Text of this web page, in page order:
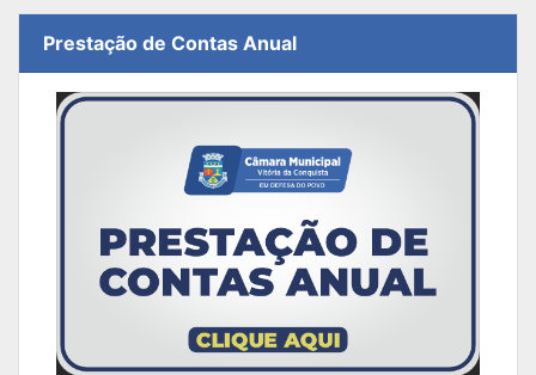
Prestação de Contas Anual